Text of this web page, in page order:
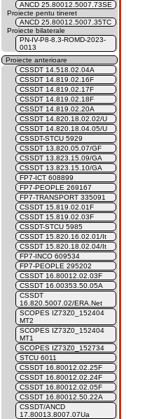
ANCD 25.80012.5007.73SE
Proiecte pentu tineret
ANCD 25.80012.5007.35TC
Proiecte bilaterale
PN-IV-P8-8.3-ROMD-2023-
0013
Proiecte anterioare
CSSDT 14.518.02.04A
CSSDT 14.819.02.16F
CSSDT 14.819.02.17F
CSSDT 14.819.02.18F
CSSDT 14.819.02.20A
CSSDT 14.820.18.02.02/U
CSSDT 14.820.18.04.05/U
CSSDT-STCU 5929
CSSDT 13.820.05.07/GF
CSSDT 13.823.15.09/GA
CSSDT 13.823.15.10/GA
FP7-ICT 608899
FP7-PEOPLE 269167
FP7-TRANSPORT 335091
CSSDT 15.819.02.01F
CSSDT 15.819.02.03F
CSSDT-STCU 5985
CSSDT 15.820.16.02.01/It
CSSDT 15.820.18.02.04/It
FP7-INCO 609534
FP7-PEOPLE 295202
CSSDT 16.80012.02.03F
CSSDT 16.00353.50.05A
CSSDT
16.820.5007.02/ERA.Net
SCOPES IZ73Z0_152404
MT2
SCOPES IZ73Z0_152404
MT1
SCOPES IZ73Z0_152734
STCU 6011
CSSDT 16.80012.02.25F
CSSDT 16.80012.02.24F
CSSDT 16.80012.02.05F
CSSDT 16.80012.50.22A
CSSDT/ANCD
17.80013.8007.07Ua